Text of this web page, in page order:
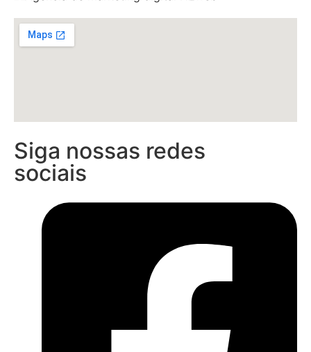
Siga nossas redes
sociais